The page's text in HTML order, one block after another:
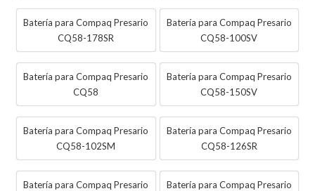
Batería para Compaq Presario
CQ58-178SR
Batería para Compaq Presario
CQ58-100SV
Batería para Compaq Presario
CQ58
Batería para Compaq Presario
CQ58-150SV
Batería para Compaq Presario
CQ58-102SM
Batería para Compaq Presario
CQ58-126SR
Batería para Compaq Presario
Batería para Compaq Presario